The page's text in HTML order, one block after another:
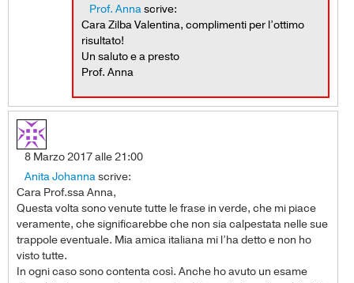
Prof. Annascrive:
Cara Zilba Valentina, complimenti per l’ottimo
risultato!
Un saluto e a presto
Prof. Anna
8 Marzo 2017 alle 21:00
Anita Johannascrive:
Cara Prof.ssa Anna,
Questa volta sono venute tutte le frase in verde, che mi piace
veramente, che significarebbe che non sia calpestata nelle sue
trappole eventuale. Mia amica italiana mi l’ha detto e non ho
visto tutte.
In ogni caso sono contenta così. Anche ho avuto un esame